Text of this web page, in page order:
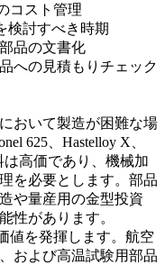
コスト管理
検討すべき時期
品の文書化
への見積もりチェック
おいて製造が困難な場
625、Hastelloy X、
は高価であり、機械加
を必要とします。部品
や量産用の金型投資
性があります。
値を発揮します。航空
および高温試験用部品